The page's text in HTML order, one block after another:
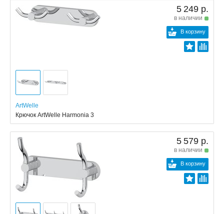
5 249 р.
в наличии
В корзину
ArtWelle
Крючок ArtWelle Harmonia 3
5 579 р.
в наличии
В корзину